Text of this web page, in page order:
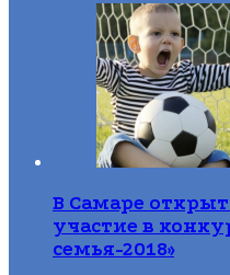
В Самаре
участие в
семья-2018»